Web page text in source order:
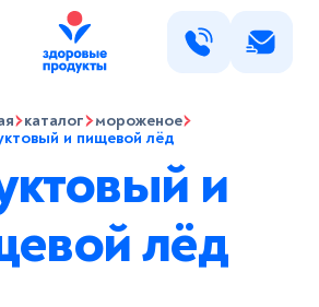
каталог мороженое
и пищевой лёд
и
лёд
нам